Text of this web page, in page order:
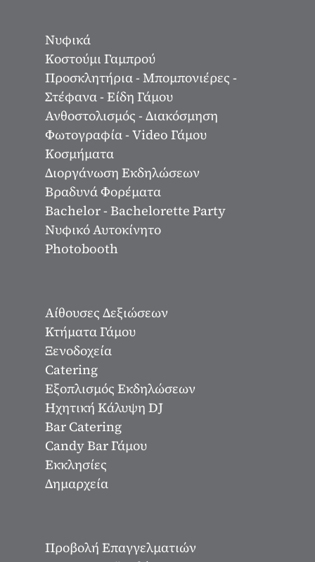
Νυφικά
Κοστούμι Γαμπρού
Προσκλητήρια - Μπομπονιέρες -
Στέφανα - Είδη Γάμου
Ανθοστολισμός - Διακόσμηση
Φωτογραφία - Video Γάμου
Κοσμήματα
Διοργάνωση Εκδηλώσεων
Βραδυνά Φορέματα
Bachelor - Bachelorette Party
Νυφικό Αυτοκίνητο
Photobooth
Αίθουσες Δεξιώσεων
Κτήματα Γάμου
Ξενοδοχεία
Catering
Εξοπλισμός Εκδηλώσεων
Ηχητική Κάλυψη DJ
Bar Catering
Candy Bar Γάμου
Εκκλησίες
Δημαρχεία
Προβολή Επαγγελματιών